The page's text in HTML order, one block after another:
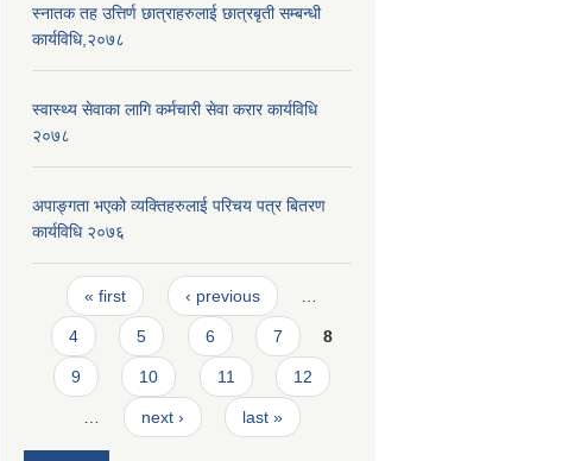
स्नातक तह उत्तिर्ण छात्राहरुलाई छात्रबृती सम्बन्धी
कार्यविधि,२०७८
स्वास्थ्य सेवाका लागि कर्मचारी सेवा करार कार्यविधि
२०७८
अपाङ्गता भएको व्यक्तिहरुलाई परिचय पत्र बितरण
कार्यविधि २०७६
Pages
« first ‹ previous
4 5 6 7 8
9 10 11 12
next › last »